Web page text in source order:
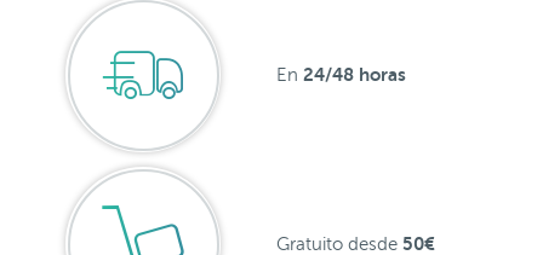
En 24/48 horas
Gratuito desde 50€